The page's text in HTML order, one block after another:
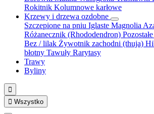
Rokitnik Kolumnowe karłowe
Krzewy i drzewa ozdobne
Szczepione na pniu Iglaste Magnolia
Różanecznik (Rhododendron) Pozostałe
Bez / lilak Żywotnik zachodni (thuja)
błotny Tawuły Rarytasy
Trawy
Byliny

 Wszystko